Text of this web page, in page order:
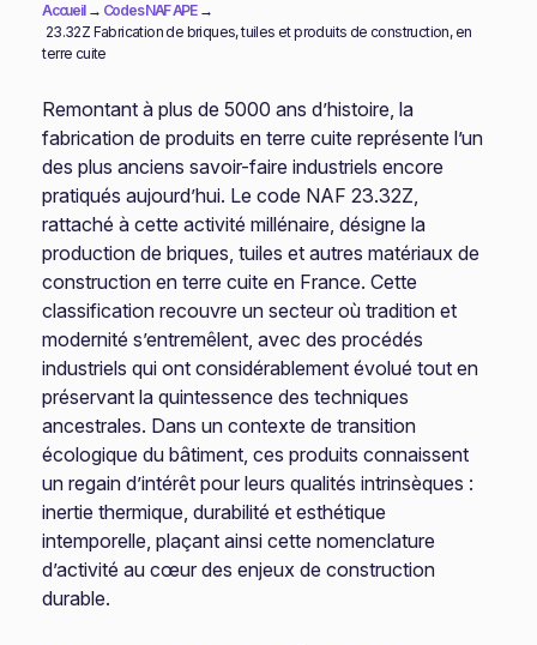
Accueil→ Codes NAF APE→
23.32Z Fabrication de briques, tuiles et produits de construction, en
terre cuite
Remontant à plus de 5000 ans d’histoire, la
fabrication de produits en terre cuite représente l’un
des plus anciens savoir-faire industriels encore
pratiqués aujourd’hui. Le code NAF 23.32Z,
rattaché à cette activité millénaire, désigne la
production de briques, tuiles et autres matériaux de
construction en terre cuite en France. Cette
classification recouvre un secteur où tradition et
modernité s’entremêlent, avec des procédés
industriels qui ont considérablement évolué tout en
préservant la quintessence des techniques
ancestrales. Dans un contexte de transition
écologique du bâtiment, ces produits connaissent
un regain d’intérêt pour leurs qualités intrinsèques :
inertie thermique, durabilité et esthétique
intemporelle, plaçant ainsi cette nomenclature
d’activité au cœur des enjeux de construction
durable.